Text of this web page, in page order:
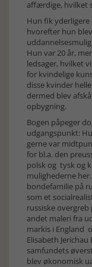
affærdige, hvilket
Hun fik yderligere
hvorefter hun
Hun var 20 år,
ledsager, hvilket
for kvindelige
disse kvinder
dermed blev
opbygning.
Bogen påpeger
udgangspunkt:
gerne var
for bl.a. den
polsk og tysk og
mulighederne
bondefamilie på
som et
russiske
andet maleri fra
markis i England
Elisabeth
samfundets
blev økonomisk